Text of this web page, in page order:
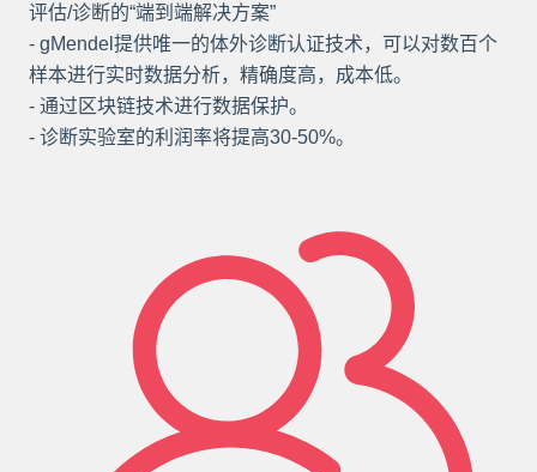
评估/诊断的“端到端解决方案”
- gMendel提供唯一的体外诊断认证技术，可以对数百个
样本进行实时数据分析，精确度高，成本低。
- 通过区块链技术进行数据保护。
- 诊断实验室的利润率将提高30-50%。